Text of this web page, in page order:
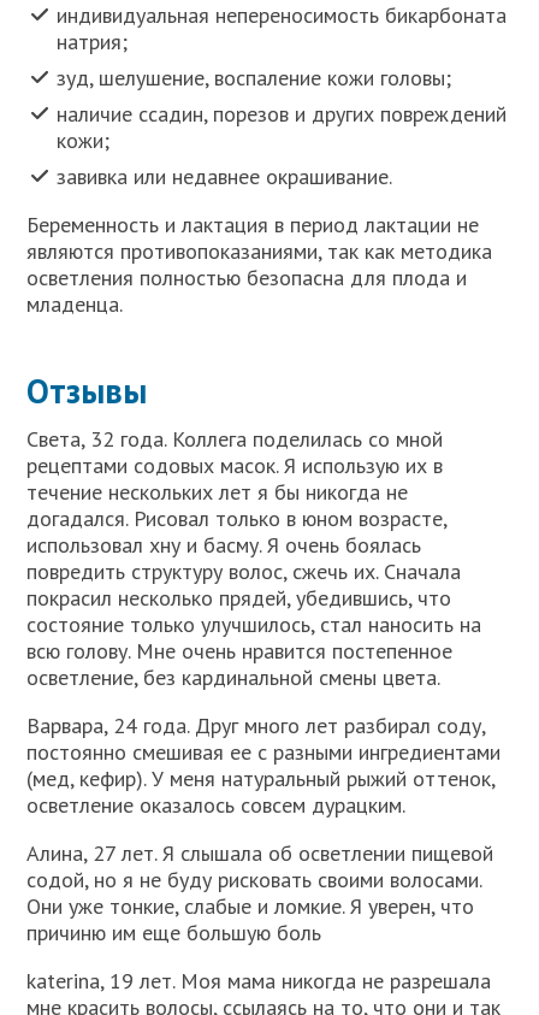
индивидуальная непереносимость бикарбоната
натрия;
зуд, шелушение, воспаление кожи головы;
наличие ссадин, порезов и других повреждений
кожи;
завивка или недавнее окрашивание.
Беременность и лактация в период лактации не
являются противопоказаниями, так как методика
осветления полностью безопасна для плода и
младенца.
Отзывы
Света, 32 года. Коллега поделилась со мной
рецептами содовых масок. Я использую их в
течение нескольких лет я бы никогда не
догадался. Рисовал только в юном возрасте,
использовал хну и басму. Я очень боялась
повредить структуру волос, сжечь их. Сначала
покрасил несколько прядей, убедившись, что
состояние только улучшилось, стал наносить на
всю голову. Мне очень нравится постепенное
осветление, без кардинальной смены цвета.
Варвара, 24 года. Друг много лет разбирал соду,
постоянно смешивая ее с разными ингредиентами
(мед, кефир). У меня натуральный рыжий оттенок,
осветление оказалось совсем дурацким.
Алина, 27 лет. Я слышала об осветлении пищевой
содой, но я не буду рисковать своими волосами.
Они уже тонкие, слабые и ломкие. Я уверен, что
причиню им еще большую боль
katerina, 19 лет. Моя мама никогда не разрешала
мне красить волосы, ссылаясь на то, что они и так